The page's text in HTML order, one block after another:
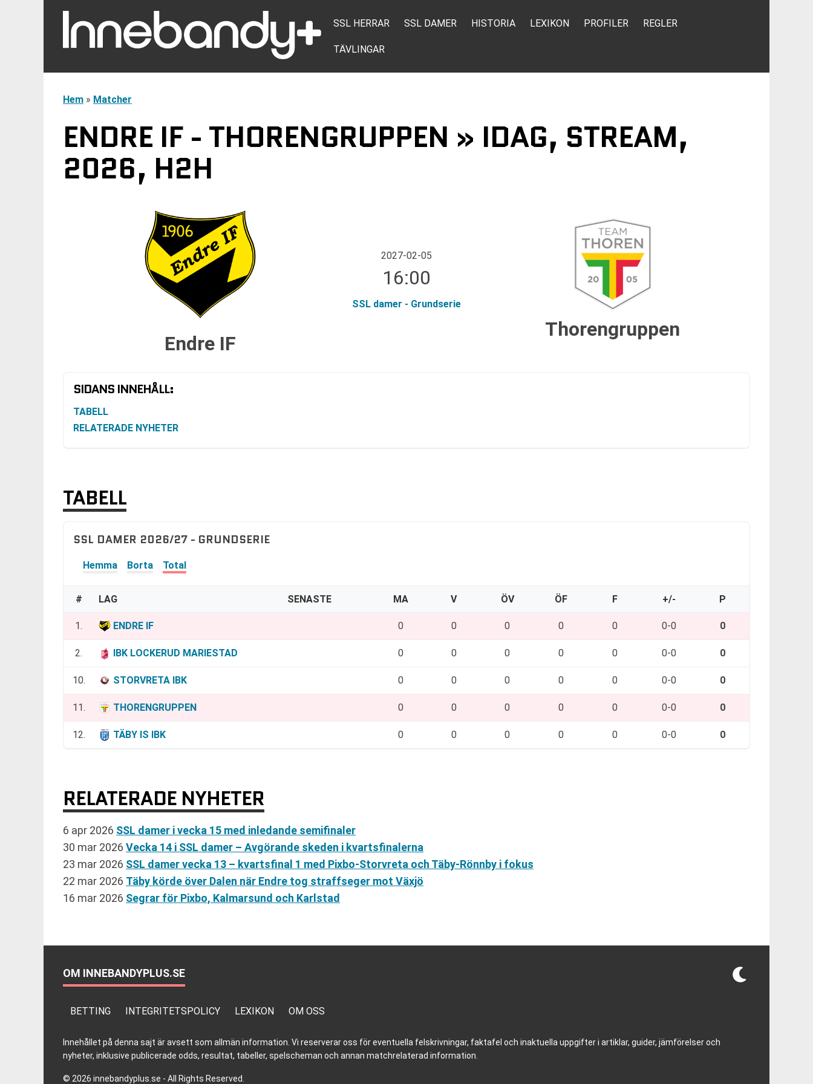
SSL HERRAR SSL DAMER HISTORIA LEXIKON PROFILER REGLER
TÄVLINGAR
Hem » Matcher
ENDRE IF - THORENGRUPPEN » IDAG, STREAM,
2026, H2H
Endre IF
2027-02-05
16:00
SSL damer - Grundserie
Thorengruppen
SIDANS INNEHÅLL:
TABELL
RELATERADE NYHETER
TABELL
SSL DAMER 2026/27 - GRUNDSERIE
Hemma Borta Total
# LAG SENASTE MA V ÖV ÖF F +/- P
1. ENDRE IF 0 0 0 0 0 0-0 0
2. IBK LOCKERUD MARIESTAD 0 0 0 0 0 0-0 0
10. STORVRETA IBK 0 0 0 0 0 0-0 0
11. THORENGRUPPEN 0 0 0 0 0 0-0 0
12. TÄBY IS IBK 0 0 0 0 0 0-0 0
RELATERADE NYHETER
6 apr 2026 SSL damer i vecka 15 med inledande semifinaler
30 mar 2026 Vecka 14 i SSL damer – Avgörande skeden i kvartsfinalerna
23 mar 2026 SSL damer vecka 13 – kvartsfinal 1 med Pixbo-Storvreta och Täby-Rönnby i fokus
22 mar 2026 Täby körde över Dalen när Endre tog straffseger mot Växjö
16 mar 2026 Segrar för Pixbo, Kalmarsund och Karlstad
OM INNEBANDYPLUS.SE
BETTING INTEGRITETSPOLICY LEXIKON OM OSS
Innehållet på denna sajt är avsett som allmän information. Vi reserverar oss för eventuella felskrivningar, faktafel och inaktuella uppgifter i artiklar, guider, jämförelser och
nyheter, inklusive publicerade odds, resultat, tabeller, spelscheman och annan matchrelaterad information.
© 2026 innebandyplus.se - All Rights Reserved.